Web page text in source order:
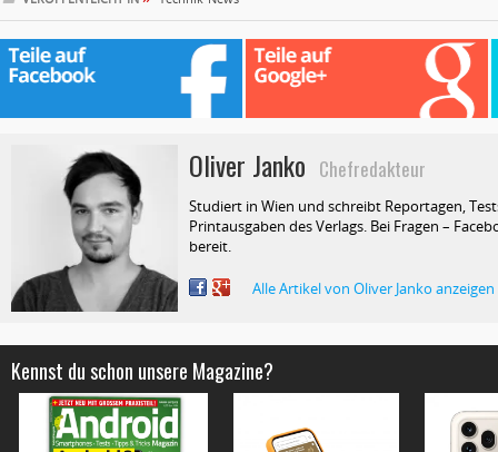
Oliver Janko Chefredakteur
Studiert in Wien und schreibt Reportagen,
Printausgaben des Verlags. Bei Fragen –
bereit.
Alle Artikel von Oliver Janko anzeigen
Kennst du schon unsere Magazine?